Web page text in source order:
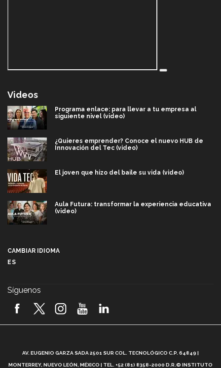
Videos
Programa enlace: para llevar a tu empresa al
siguiente nivel (video)
¿Quieres emprender? Conoce el nuevo HUB de
Innovación del Tec (video)
El joven que hizo del baile su vida (video)
Aula Futura: transformar la experiencia educativa
(video)
2026! (video)
¿Cómo es el Modelo Educativo Tec? (video)
CAMBIAR IDIOMA
ES
Síguenos
AV. EUGENIO GARZA SADA 2501 SUR COL. TECNOLÓGICO C.P. 64849 |
MONTERREY, NUEVO LEÓN, MÉXICO | TEL. +52 (81) 8358-2000 D.R.© INSTITUTO